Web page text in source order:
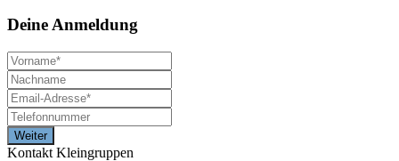
Deine Anmeldung
Kontakt Kleingruppen